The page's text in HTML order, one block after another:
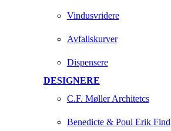
Vindusvridere
Avfallskurver
Dispensere
DESIGNERE
C.F. Møller Architetcs
Benedicte & Poul Erik Find